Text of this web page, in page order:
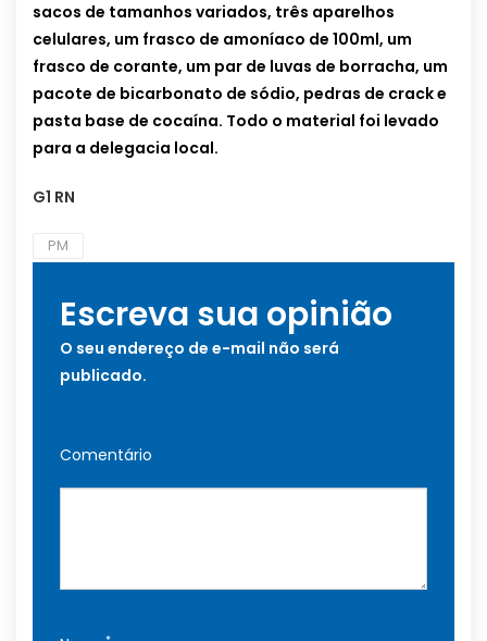
sacos de tamanhos variados, três aparelhos
celulares, um frasco de amoníaco de 100ml, um
frasco de corante, um par de luvas de borracha, um
pacote de bicarbonato de sódio, pedras de crack e
pasta base de cocaína. Todo o material foi levado
para a delegacia local.
G1 RN
PM
Escreva sua opinião
O seu endereço de e-mail não será
publicado.
Comentário